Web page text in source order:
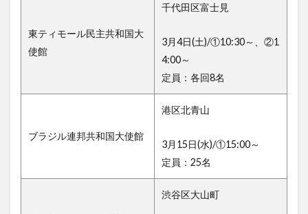
東ティモール民主共和国大
使館
千代田区富士見
3月4日(土)/①10:30～、②1
4:00～
定員：各回8名
ブラジル連邦共和国大使館
港区北青山
3月15日(水)/①15:00～
定員：25名
渋谷区大山町